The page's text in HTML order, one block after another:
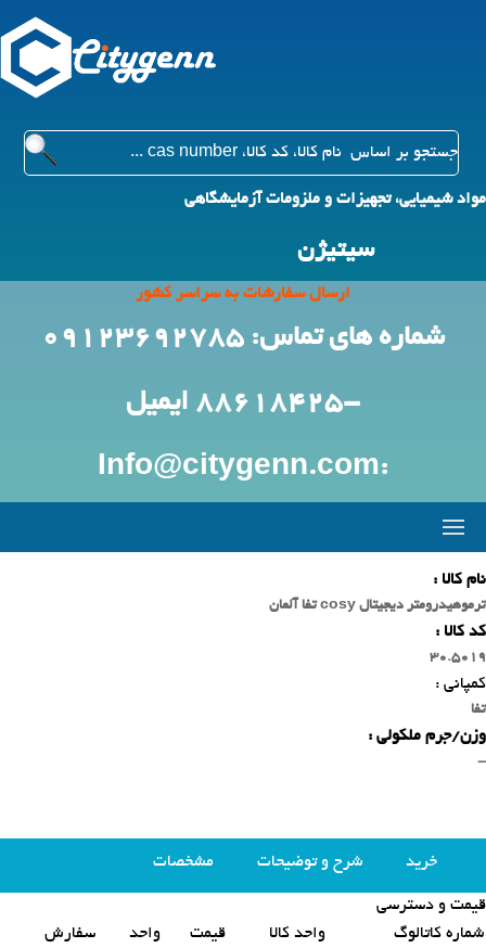
مواد شیمیایی، تجهیزات و ملزومات آزمایشگاهی
سیتیژن
ارسال سفارشات به سراسر کشور
شماره های تماس: 09123692785
-88618425 ایمیل
:Info@citygenn.com
نام کالا :
ترموهیدرومتر دیجیتال cosy تفا آلمان
کد کالا :
30.5019
کمپانی :
تفا
وزن/جرم ملکولی :
-
خرید شرح و توضیحات مشخصات
محصولات مشابه
قیمت و دسترسی
شماره کاتالوگ
واحد کالا قیمت واحد
سفارش